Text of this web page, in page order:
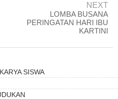
NEXT
LOMBA BUSANA
PERINGATAN HARI IBU
KARTINI
SISWA